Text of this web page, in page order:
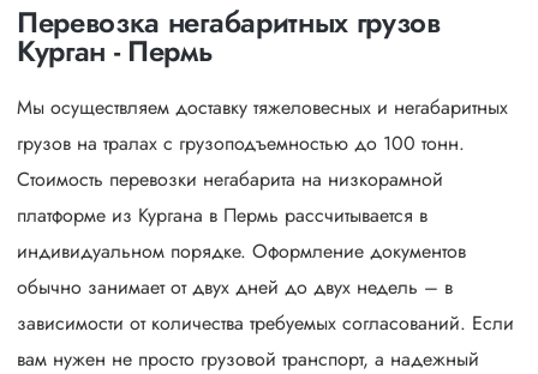
Перевозка негабаритных грузов
Курган - Пермь
Мы осуществляем доставку тяжеловесных и негабаритных
грузов на тралах с грузоподъемностью до 100 тонн.
Стоимость перевозки негабарита на низкорамной
платформе из Кургана в Пермь рассчитывается в
индивидуальном порядке. Оформление документов
обычно занимает от двух дней до двух недель – в
зависимости от количества требуемых согласований. Если
вам нужен не просто грузовой транспорт, а надежный